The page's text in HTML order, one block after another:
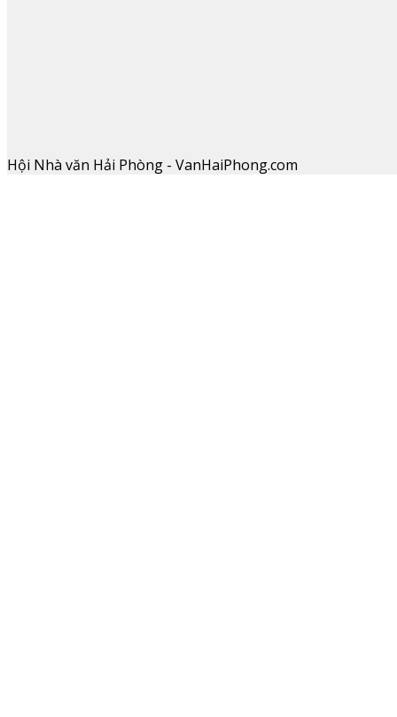
Hội Nhà văn Hải Phòng - VanHaiPhong.com